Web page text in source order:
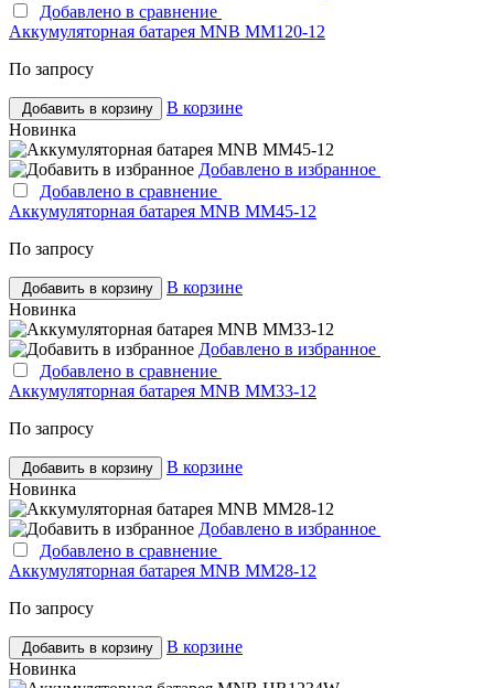
Добавлено в сравнение
Аккумуляторная батарея MNB MM120-12
По запросу
Добавить в корзину
В корзине
Новинка
Добавлено в избранное
Добавлено в сравнение
Аккумуляторная батарея MNB MM45-12
По запросу
Добавить в корзину
В корзине
Новинка
Добавлено в избранное
Добавлено в сравнение
Аккумуляторная батарея MNB MM33-12
По запросу
Добавить в корзину
В корзине
Новинка
Добавлено в избранное
Добавлено в сравнение
Аккумуляторная батарея MNB MМ28-12
По запросу
Добавить в корзину
В корзине
Новинка